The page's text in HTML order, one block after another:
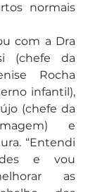
normais
com a Dra
(chefe da
Rocha
infantil),
(chefe da
e
“Entendi
e vou
as